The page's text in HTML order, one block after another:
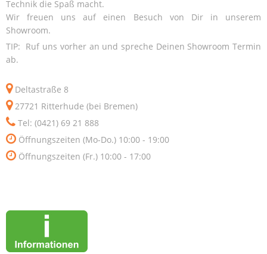
Technik die Spaß macht.
Wir freuen uns auf einen Besuch von Dir in unserem
Showroom.
TIP: Ruf uns vorher an und spreche Deinen Showroom Termin
ab.
Deltastraße 8
27721 Ritterhude (bei Bremen)
Tel: (0421) 69 21 888
Öffnungszeiten (Mo-Do.) 10:00 - 19:00
Öffnungszeiten (Fr.) 10:00 - 17:00